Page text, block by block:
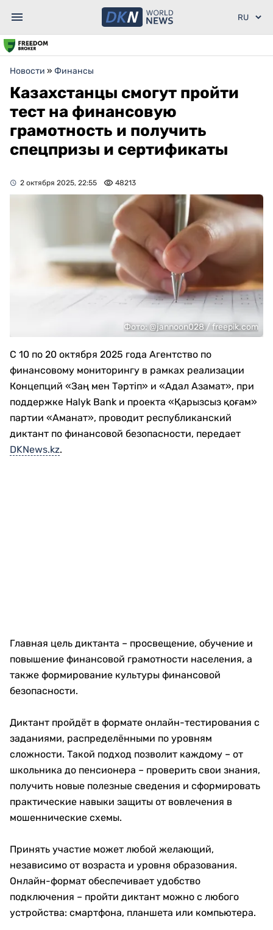
Новости » Финансы
Казахстанцы смогут пройти
тест на финансовую
грамотность и получить
спецпризы и сертификаты
2 октября 2025, 22:55 48213
Фото: @jannoon028 / freepik.com
С 10 по 20 октября 2025 года Агентство по
финансовому мониторингу в рамках реализации
Концепций «Заң мен Тәртіп» и «Адал Азамат», при
поддержке Halyk Bank и проекта «Қарызсыз қоғам»
партии «Аманат», проводит республиканский
диктант по финансовой безопасности, передает
DKNews.kz.
Главная цель диктанта – просвещение, обучение и
повышение финансовой грамотности населения, а
также формирование культуры финансовой
безопасности.
Диктант пройдёт в формате онлайн-тестирования с
заданиями, распределёнными по уровням
сложности. Такой подход позволит каждому – от
школьника до пенсионера – проверить свои знания,
получить новые полезные сведения и сформировать
практические навыки защиты от вовлечения в
мошеннические схемы.
Принять участие может любой желающий,
независимо от возраста и уровня образования.
Онлайн-формат обеспечивает удобство
подключения – пройти диктант можно с любого
устройства: смартфона, планшета или компьютера.